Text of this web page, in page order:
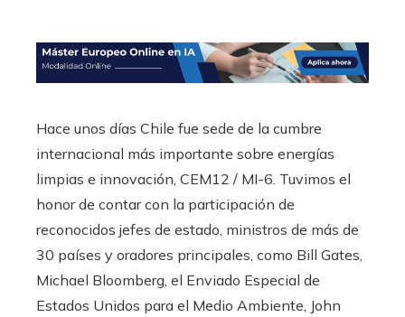
Hace unos días Chile fue sede de la cumbre
internacional más importante sobre energías
limpias e innovación, CEM12 / MI-6. Tuvimos el
honor de contar con la participación de
reconocidos jefes de estado, ministros de más de
30 países y oradores principales, como Bill Gates,
Michael Bloomberg, el Enviado Especial de
Estados Unidos para el Medio Ambiente, John